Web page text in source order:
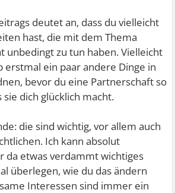
deutet an, dass du vielleicht
hast, die mit dem Thema
unbedingt zu tun haben. Vielleicht
erstmal ein paar andere Dinge in
bevor du eine Partnerschaft so
sie dich glücklich macht.
die sind wichtig, vor allem auch
Ich kann absolut
da etwas verdammt wichtiges
überlegen, wie du das ändern
Interessen sind immer ein